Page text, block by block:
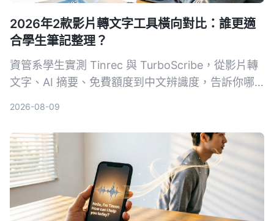
2026年2款影片轉文字工具橫向對比：誰更適
合學生筆記整理？
資管系學生實測 Tinrec 與 TurboScribe，從影片轉
文字、AI 摘要、免費額度到中文辨識度，告訴你哪
2026-08-09